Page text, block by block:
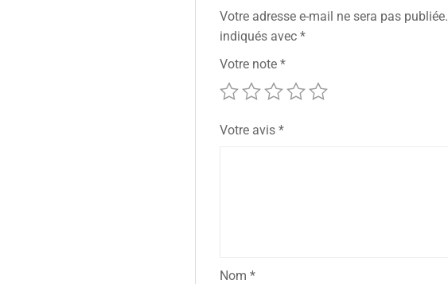
Votre adresse e-mail ne sera pas publiée.
indiqués avec *
Votre note *
Votre avis *
Nom *